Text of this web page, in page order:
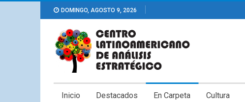
DOMINGO, AGOSTO 9, 2026
Inicio Destacados En Carpeta Cultura